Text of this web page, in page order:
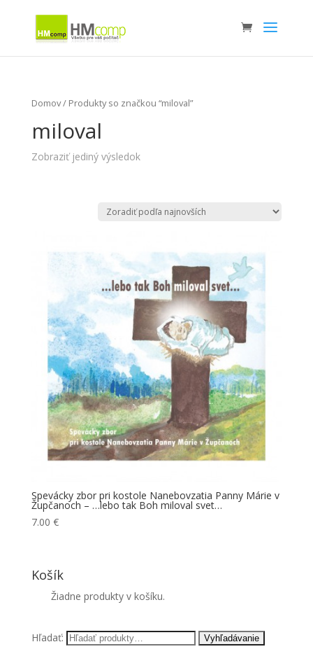
Domov/ Produkty so značkou “miloval”
miloval
Zobraziť jediný výsledok
Spevácky zbor pri kostole Nanebovzatia Panny Márie v
Župčanoch – …lebo tak Boh miloval svet…
7.00 €
Košík
Žiadne produkty v košíku.
Hľadať: